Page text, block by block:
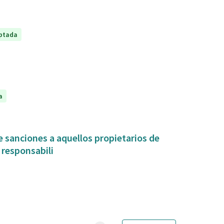
sanciones a aquellos propietarios de
responsabili